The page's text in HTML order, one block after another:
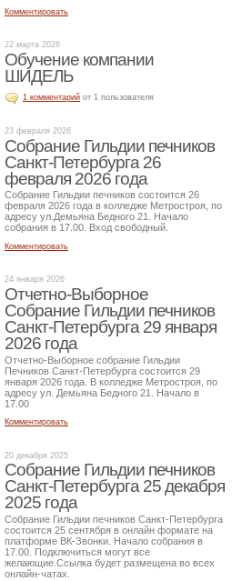
Комментировать
22 марта 2026
Обучение компании
ШИДЕЛЬ
1 комментарий от 1 пользователя
23 февраля 2026
Собрание Гильдии печников
Санкт-Петербурга 26
февраля 2026 года
Собрание Гильдии печников состоится 26
февраля 2026 года в колледже Метростроя, по
адресу ул.Демьяна Бедного 21. Начало
собрания в 17.00. Вход свободный.
Комментировать
24 января 2026
Отчетно-Выборное
Собрание Гильдии печников
Санкт-Петербурга 29 января
2026 года
Отчетно-Выборное собрание Гильдии
Печников Санкт-Петербурга состоится 29
января 2026 года. В колледже Метростроя, по
адресу ул. Демьяна Бедного 21. Начало в
17.00
Комментировать
20 декабря 2025
Собрание Гильдии печников
Санкт-Петербурга 25 декабря
2025 года
Собрание Гильдии печников Санкт-Петербурга
состоится 25 сентября в онлайн формате на
платформе ВК-Звонки. Начало собрания в
17.00. Подключиться могут все
желающие.Ссылка будет размещена во всех
онлайн-чатах.